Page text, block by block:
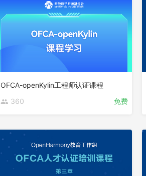
OFCA-openKylin工程师认证课程
360
免费